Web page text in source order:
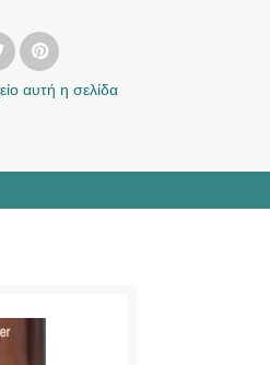
αυτή η σελίδα